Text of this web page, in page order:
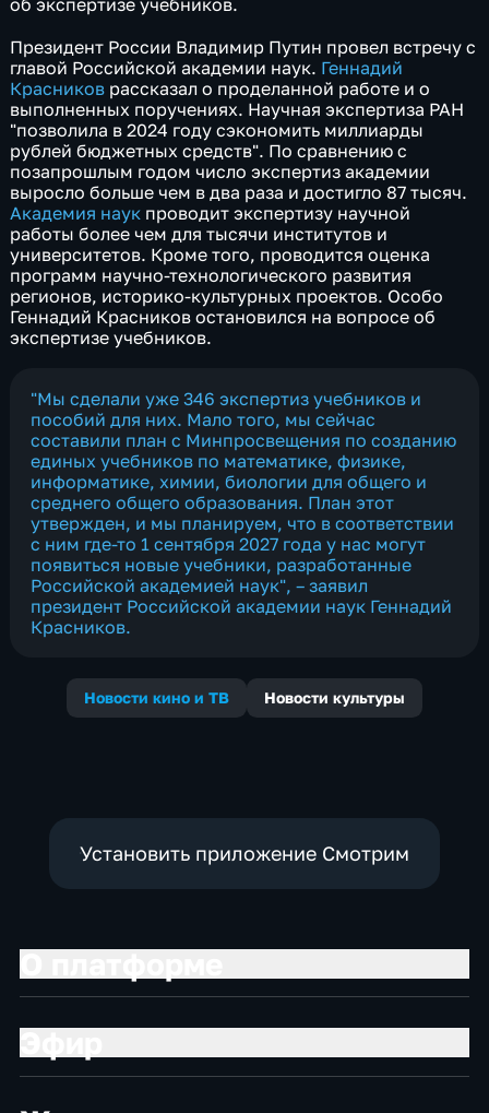
Президент России Владимир Путин провел встречу с
главой Российской академии наук. Геннадий
Красников рассказал о проделанной работе и о
выполненных поручениях. Научная экспертиза РАН
"позволила в 2024 году сэкономить миллиарды
рублей бюджетных средств". По сравнению с
позапрошлым годом число экспертиз академии
выросло больше чем в два раза и достигло 87 тысяч.
Академия наук проводит экспертизу научной
работы более чем для тысячи институтов и
университетов. Кроме того, проводится оценка
программ научно-технологического развития
регионов, историко-культурных проектов. Особо
Геннадий Красников остановился на вопросе об
экспертизе учебников.
"Мы сделали уже 346 экспертиз учебников и
пособий для них. Мало того, мы сейчас
составили план с Минпросвещения по созданию
единых учебников по математике, физике,
информатике, химии, биологии для общего и
среднего общего образования. План этот
утвержден, и мы планируем, что в соответствии
с ним где-то 1 сентября 2027 года у нас могут
появиться новые учебники, разработанные
Российской академией наук", – заявил
президент Российской академии наук Геннадий
Красников.
Новости кино и ТВ Новости культуры
Установить приложение Смотрим